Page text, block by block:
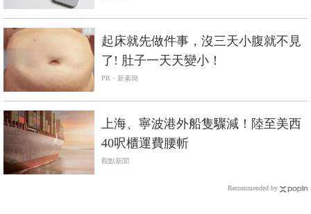
PR
起床就先做件事，沒三天小腹就不見
了! 肚子一天天變小！
PR・新素簡
上海、寧波港外船隻驟減！陸至美西
40呎櫃運費腰斬
觀點新聞
Recommended by